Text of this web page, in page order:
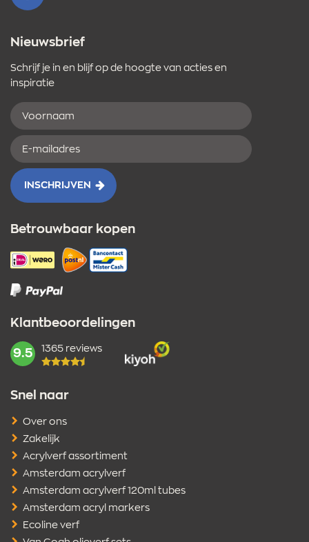
Nieuwsbrief
Schrijf je in en blijf op de hoogte van acties en
inspiratie
Voornaam
E-
mailadres
INSCHRIJVEN
Betrouwbaar kopen
Klantbeoordelingen
mark:
9.5 1365 reviews
Snel naar
Over ons
Zakelijk
Acrylverf assortiment
Amsterdam acrylverf
Amsterdam acrylverf 120ml tubes
Amsterdam acryl markers
Ecoline verf